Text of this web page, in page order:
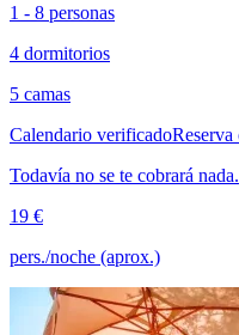
1 - 8 personas
4 dormitorios
5 camas
Calendario verificadoReserva
Todavía no se te cobrará nada.
19 €
pers./noche (aprox.)